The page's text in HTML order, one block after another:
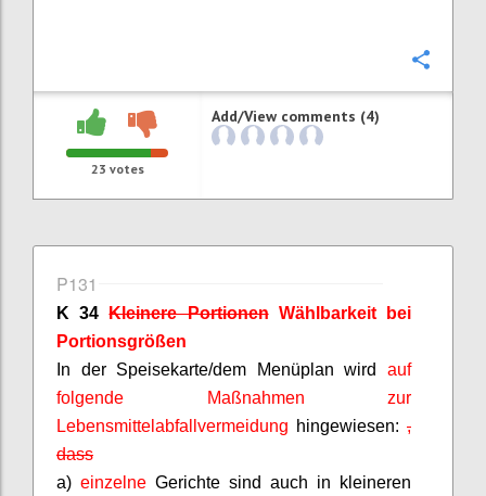
23 votes
Add/View comments (4)
P131
K 34Kleinere PortionenWählbarkeit bei
Portionsgrößen
In der Speisekarte/dem Menüplan wird auf
folgende Maßnahmen zur
Lebensmittelabfallvermeidung hingewiesen: ,
dass
a) einzelne Gerichte sind auch in kleineren